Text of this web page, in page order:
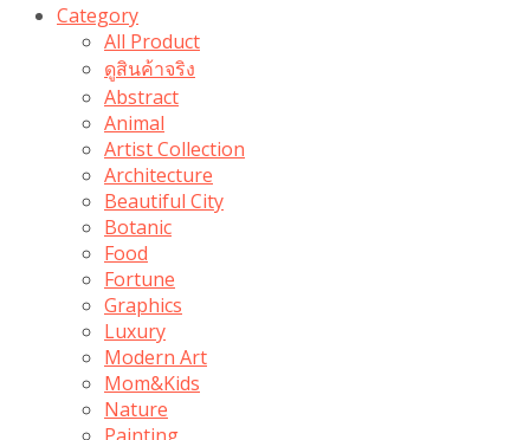
Category
All Product
ดูสินค้าจริง
Abstract
Animal
Artist Collection
Architecture
Beautiful City
Botanic
Food
Fortune
Graphics
Luxury
Modern Art
Mom&Kids
Nature
Painting